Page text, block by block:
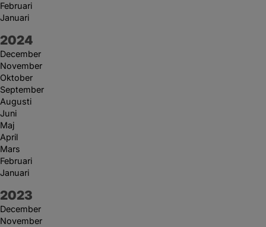
Februari
Januari
År:
2024
December
November
Oktober
September
Augusti
Juni
Maj
April
Mars
Februari
Januari
År:
2023
December
November